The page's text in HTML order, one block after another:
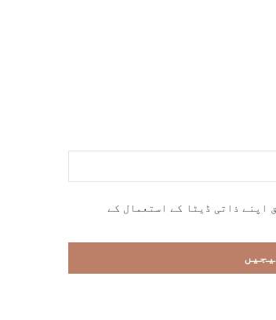
اپنے ذاتی ڈیٹا کے استعمال کے